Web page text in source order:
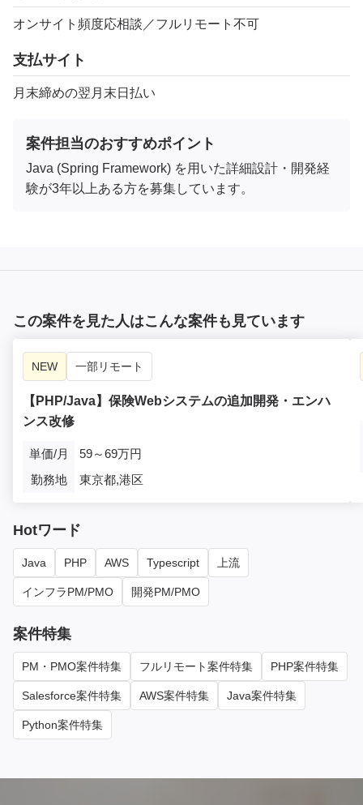
オンサイト頻度応相談／フルリモート不可
支払サイト
月末締めの翌月末日払い
案件担当のおすすめポイント
Java (Spring Framework) を用いた詳細設計・開発経
験が3年以上ある方を募集しています。
この案件を見た人はこんな案件も見ています
NEW 一部リモート
【PHP/Java】保険Webシステムの追加開発・エンハ
ンス改修
単価/月
59～69万円
勤務地
東京都,港区
Hotワード
Java PHP AWS Typescript 上流
インフラPM/PMO 開発PM/PMO
案件特集
PM・PMO案件特集 フルリモート案件特集 PHP案件特集
Salesforce案件特集 AWS案件特集 Java案件特集
Python案件特集